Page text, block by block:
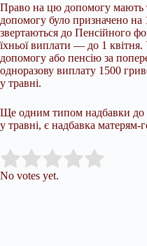
Право на цю допомогу мають
допомогу було призначено на
звертаються до Пенсійного
їхньої виплати — до 1
допомогу або пенсію за
одноразову виплату 1500
у травні.
Ще одним типом надбавки до
у травні, є надбавка матерям-
Rate this item:
No votes yet.